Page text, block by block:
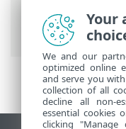
Ajuda on-line
Iniciar
Your
We and our
optimized online
and serve you
collection of all
decline all non-
essential cookies
clicking